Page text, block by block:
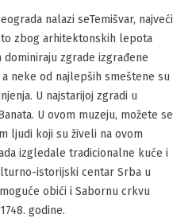
nalazi seTemišvar, najveći
zbog arhitektonskih lepota
dominiraju zgrade izgrađene
neke od najlepših smeštene su
U najstarijoj zgradi u
U ovom muzeju, možete se
ljudi koji su živeli na ovom
izgledale tradicionalne kuće i
istorijski centar Srba u
obići i Sabornu crkvu
godine.